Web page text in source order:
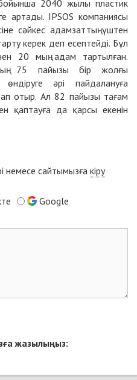
2040 жылы пластик
артады. IPSOS компаниясы
сәйкес адамзаттың үштен
керек деп есептейді. Бұл
20 мың адам тартылған.
75 пайызы бір жолғы
әрі пайдалануға
отыр. Ал 82 пайызы тағам
қаптауға да қарсы екенін
немесе сайтымызға кіру
Google
жазылыңыз: